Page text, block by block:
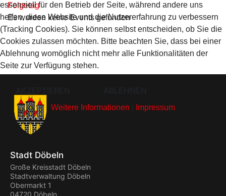
Folgetag
Es wurden keine Events gefunden
Stadt Döbeln
Große Kreisstadt Döbeln
Stadtverwaltung Döbeln
Obermarkt 1
04720 Döbeln
essenziell für den Betrieb der Seite, während andere uns
helfen, diese Website und die Nutzererfahrung zu verbessern
(Tracking Cookies). Sie können selbst entscheiden, ob Sie die
Cookies zulassen möchten. Bitte beachten Sie, dass bei einer
Ablehnung womöglich nicht mehr alle Funktionalitäten der
Seite zur Verfügung stehen.
Weitere Informationen Impressum